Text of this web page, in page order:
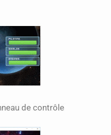
de contrôle